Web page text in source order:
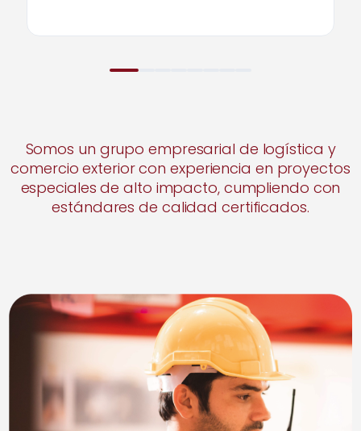
Somos un grupo empresarial de logística y
comercio exterior con experiencia en proyectos
especiales de alto impacto, cumpliendo con
estándares de calidad certificados.